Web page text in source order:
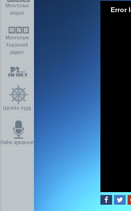
Монголын
мэдээ
Монголын
Үндэсний
радио
Цагийн хүрд
Найм арваннэг
Error